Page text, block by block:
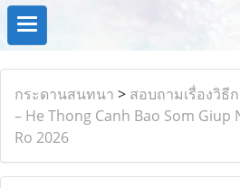
กระดานสนทนา > สอบถามเรื่องวิธี
– He Thong Canh Bao Som Giup
Ro 2026